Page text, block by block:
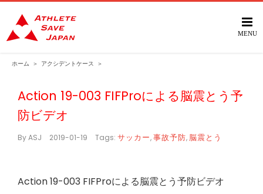
content
ホーム ＞ アクシデントケース ＞
Action 19-003 FIFProによる脳震とう予
防ビデオ
ByASJ 2019-01-19 Tags: サッカー,事故予防,脳震とう
Action 19-003 FIFProによる脳震とう予防ビデオ